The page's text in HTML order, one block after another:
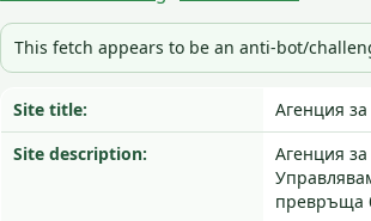
This fetch appears to be an anti-bot/
Site title:
Агенция
Site description:
Агенция
превръща